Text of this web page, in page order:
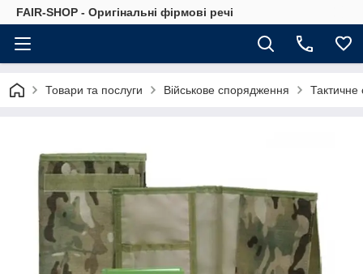
FAIR-SHOP - Оригінальні фірмові речі
Товари та послуги Військове спорядження